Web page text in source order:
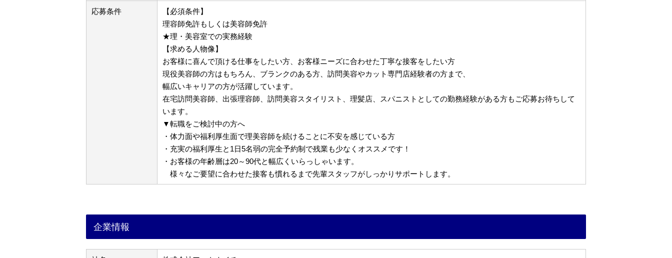
応募条件
【必須条件】
理容師免許もしくは美容師免許
★理・美容室での実務経験
【求める人物像】
お客様に喜んで頂ける仕事をしたい方、お客様ニーズに合わせた丁寧な接客をしたい方
現役美容師の方はもちろん、ブランクのある方、訪問美容やカット専門店経験者の方まで、
幅広いキャリアの方が活躍しています。
在宅訪問美容師、出張理容師、訪問美容スタイリスト、理髪店、スパニストとしての勤務経験がある方もご応募お待ちして
います。
▼転職をご検討中の方へ
・体力面や福利厚生面で理美容師を続けることに不安を感じている方
・充実の福利厚生と1日5名弱の完全予約制で残業も少なくオススメです！
・お客様の年齢層は20～90代と幅広くいらっしゃいます。
様々なご要望に合わせた接客も慣れるまで先輩スタッフがしっかりサポートします。
企業情報